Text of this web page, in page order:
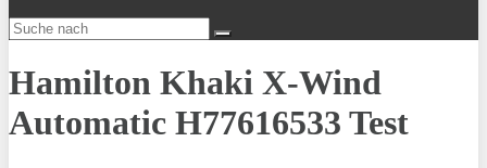
Hamilton Khaki X-Wind
Automatic H77616533 Test